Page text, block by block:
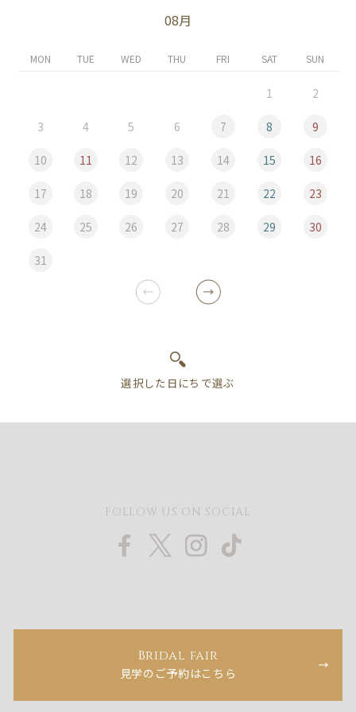
08月
MON TUE WED THU FRI SAT SUN
1 2
3 4 5 6 7 8 9
10 11 12 13 14 15 16
17 18 19 20 21 22 23
24 25 26 27 28 29 30
31
FOLLOW US ON SOCIAL
Bridal fair
見学のご予約はこちら